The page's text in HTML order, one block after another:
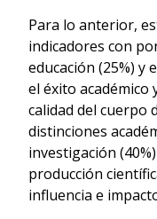
Para lo anterior,
indicadores con
educación (25%) y
el éxito académico
calidad del cuerpo
distinciones
investigación
producción
influencia e